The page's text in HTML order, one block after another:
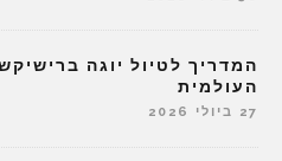
המדריך לטיול יוגה
העולמית
27 ביולי 2026